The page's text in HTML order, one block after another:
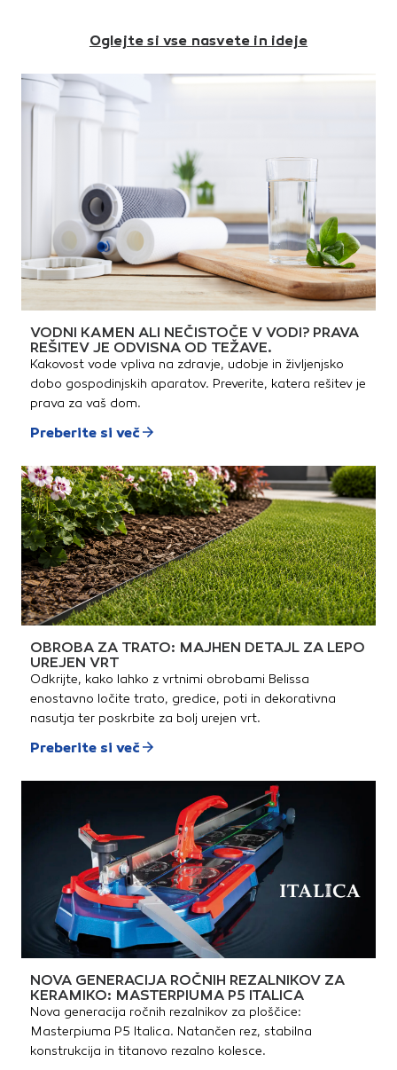
sestavljanja ograj.Osnovni
kos/m2Teža: 26 kg/kosNa
paleti: 40 kosTeža palete:
1065 kg
Oglejte si vse nasvete in ideje
VODNI KAMEN ALI NEČISTOČE V VODI? PRAVA
REŠITEV JE ODVISNA OD TEŽAVE.
Kakovost vode vpliva na zdravje, udobje in življenjsko
dobo gospodinjskih aparatov. Preverite, katera rešitev je
prava za vaš dom.
Preberite si več
OBROBA ZA TRATO: MAJHEN DETAJL ZA LEPO
UREJEN VRT
Odkrijte, kako lahko z vrtnimi obrobami Belissa
enostavno ločite trato, gredice, poti in dekorativna
nasutja ter poskrbite za bolj urejen vrt.
Preberite si več
NOVA GENERACIJA ROČNIH REZALNIKOV ZA
KERAMIKO: MASTERPIUMA P5 ITALICA
Nova generacija ročnih rezalnikov za ploščice:
Masterpiuma P5 Italica. Natančen rez, stabilna
konstrukcija in titanovo rezalno kolesce.